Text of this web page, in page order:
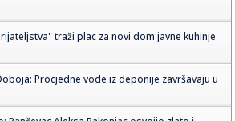
traži plac za novi dom javne kuhinje
Procjedne vode iz deponije završavaju u